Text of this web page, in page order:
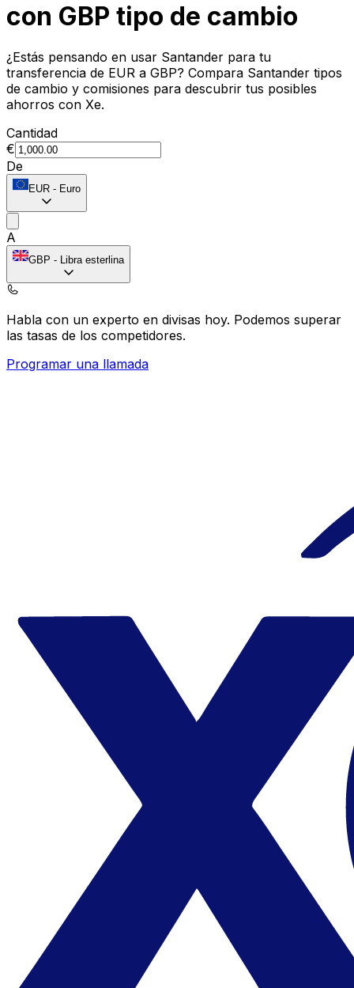
con GBP tipo de cambio
¿Estás pensando en usar Santander para tu
transferencia de EUR a GBP? Compara Santander tipos
de cambio y comisiones para descubrir tus posibles
ahorros con Xe.
Cantidad
€
De
EUR - Euro
A
GBP - Libra esterlina
Habla con un experto en divisas hoy. Podemos superar
las tasas de los competidores.
Programar una llamada